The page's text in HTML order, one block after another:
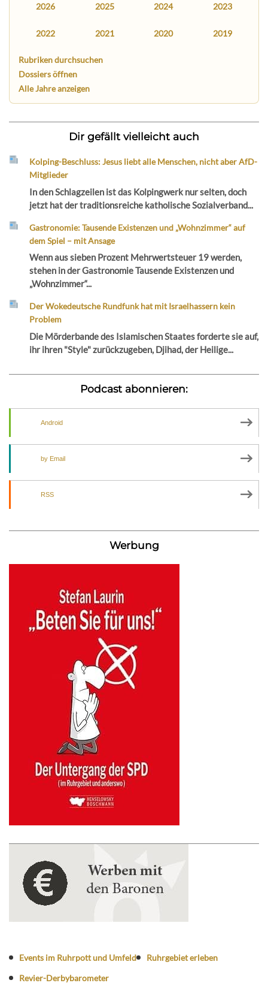
2026 2025 2024 2023
2022 2021 2020 2019
Rubriken durchsuchen
Dossiers öffnen
Alle Jahre anzeigen
Dir gefällt vielleicht auch
Kolping-Beschluss: Jesus liebt alle Menschen, nicht aber AfD-
Mitglieder
In den Schlagzeilen ist das Kolpingwerk nur selten, doch
jetzt hat der traditionsreiche katholische Sozialverband...
Gastronomie: Tausende Existenzen und „Wohnzimmer“ auf
dem Spiel – mit Ansage
Wenn aus sieben Prozent Mehrwertsteuer 19 werden,
stehen in der Gastronomie Tausende Existenzen und
„Wohnzimmer“...
Der Wokedeutsche Rundfunk hat mit Israelhassern kein
Problem
Die Mörderbande des Islamischen Staates forderte sie auf,
ihr ihren "Style" zurückzugeben, Djihad, der Heilige...
Podcast abonnieren:
Android
by Email
RSS
Werbung
Events im Ruhrpott und Umfeld
Ruhrgebiet erleben
Revier-Derbybarometer